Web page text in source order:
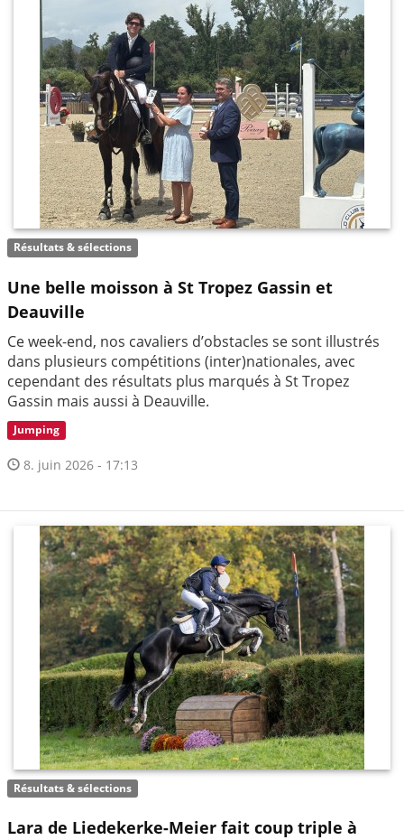
Résultats & sélections
Une belle moisson à St Tropez Gassin et
Deauville
Ce week-end, nos cavaliers d’obstacles se sont illustrés
dans plusieurs compétitions (inter)nationales, avec
cependant des résultats plus marqués à St Tropez
Gassin mais aussi à Deauville.
Jumping
8. juin 2026 - 17:13
Résultats & sélections
Lara de Liedekerke-Meier fait coup triple à